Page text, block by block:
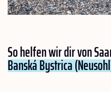
So helfen wir dir von
Banská Bystrica